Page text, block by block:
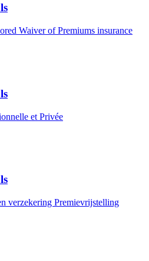
Waiver of Premiums insurance
et Privée
verzekering Premievrijstelling